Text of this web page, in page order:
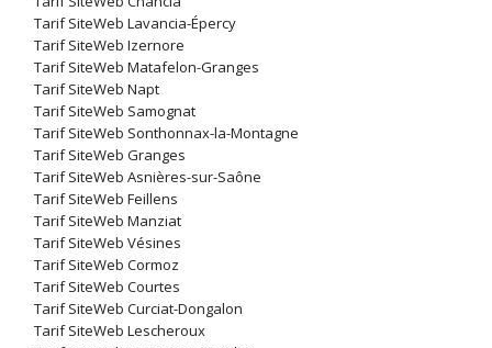
Tarif SiteWeb Lavancia-Épercy
Tarif SiteWeb Izernore
Tarif SiteWeb Matafelon-Granges
Tarif SiteWeb Napt
Tarif SiteWeb Samognat
Tarif SiteWeb Sonthonnax-la-Montagne
Tarif SiteWeb Granges
Tarif SiteWeb Asnières-sur-Saône
Tarif SiteWeb Feillens
Tarif SiteWeb Manziat
Tarif SiteWeb Vésines
Tarif SiteWeb Cormoz
Tarif SiteWeb Courtes
Tarif SiteWeb Curciat-Dongalon
Tarif SiteWeb Lescheroux